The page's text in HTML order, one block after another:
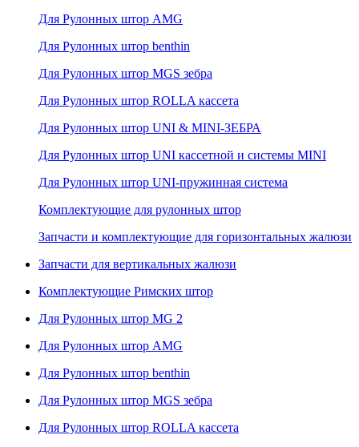
Для Рулонных штор AMG
Для Рулонных штор benthin
Для Рулонных штор MGS зебра
Для Рулонных штор ROLLA кассета
Для Рулонных штор UNI & MINI-ЗЕБРА
Для Рулонных штор UNI кассетной и системы MINI
Для Рулонных штор UNI-пружинная система
Комплектующие для рулонных штор
Запчасти и комплектующие для горизонтальных жалюзи
Запчасти для вертикальных жалюзи
Комплектующие Римских штор
Для Рулонных штор MG 2
Для Рулонных штор AMG
Для Рулонных штор benthin
Для Рулонных штор MGS зебра
Для Рулонных штор ROLLA кассета